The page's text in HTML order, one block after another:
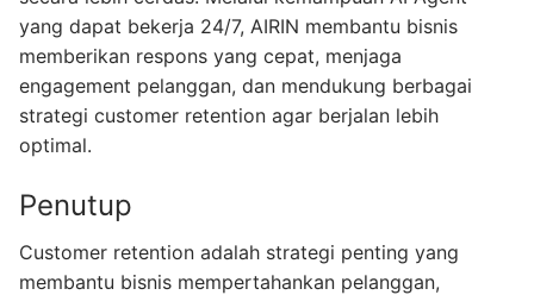
yang dapat bekerja 24/7, AIRIN membantu bisnis
memberikan respons yang cepat, menjaga
engagement pelanggan, dan mendukung berbagai
strategi customer retention agar berjalan lebih
optimal.
Penutup
Customer retention adalah strategi penting yang
membantu bisnis mempertahankan pelanggan,